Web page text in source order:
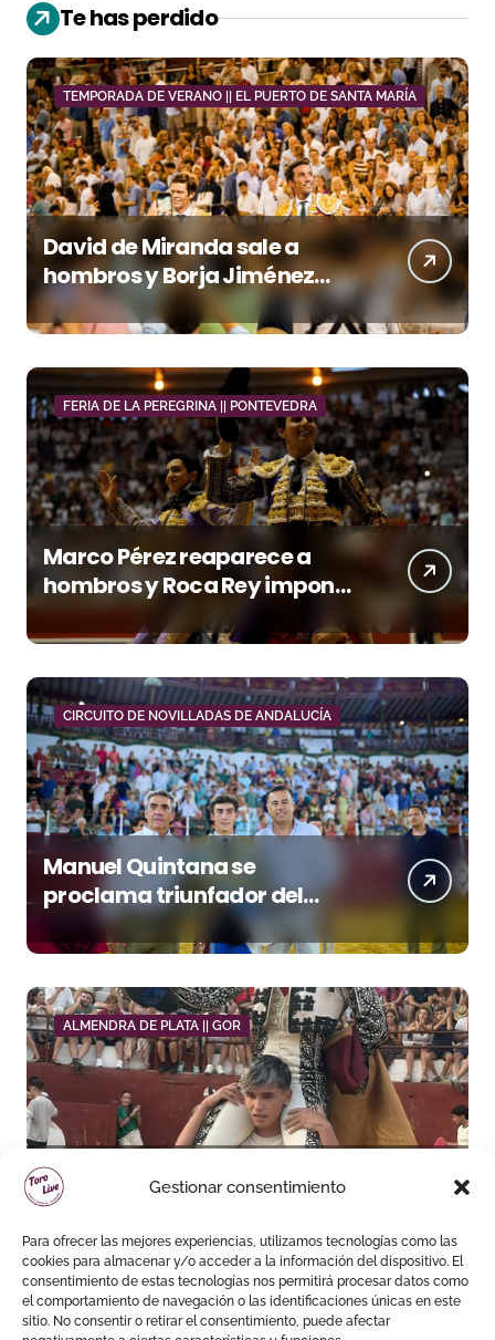
Gestionar consentimiento
Para ofrecer las mejores experiencias, utilizamos tecnologías como las
cookies para almacenar y/o acceder a la información del dispositivo. El
consentimiento de estas tecnologías nos permitirá procesar datos como
el comportamiento de navegación o las identificaciones únicas en este
sitio. No consentir o retirar el consentimiento, puede afectar
Te has perdido
TEMPORADA DE VERANO || EL PUERTO DE SANTA MARÍA
David de Miranda sale a
hombros y Borja Jiménez
firma la faena de mayor
impacto en El Puerto
FERIA DE LA PEREGRINA || PONTEVEDRA
Marco Pérez reaparece a
hombros y Roca Rey impone
su poder en Pontevedra
CIRCUITO DE NOVILLADAS DE ANDALUCÍA
Manuel Quintana se
proclama triunfador del
Circuito de Novilladas de
Andalucía tras imponerse en
Málaga
ALMENDRA DE PLATA || GOR
Pedro de la Hermosa sale a
hombros en el segundo
festejo de “La Almendra de
Plata” de Gor